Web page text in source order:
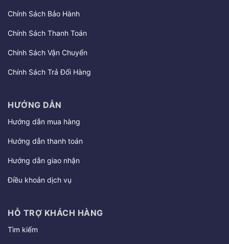
Chính Sách Bảo Hành
Chính Sách Thanh Toán
Chính Sách Vận Chuyển
Chính Sách Trả Đổi Hàng
HƯỚNG DẪN
Hướng dẫn mua hàng
Hướng dẫn thanh toán
Hướng dẫn giao nhận
Điều khoản dịch vụ
HỖ TRỢ KHÁCH HÀNG
Tìm kiếm